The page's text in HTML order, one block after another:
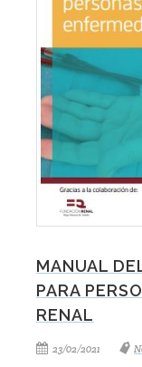
MANUAL
PARA
RENAL
23/02/2021